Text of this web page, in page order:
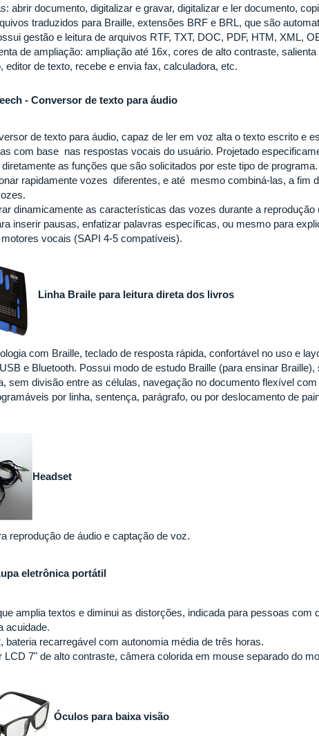
abrir documento, digitalizar e gravar, digitalizar e ler documento,
traduzidos para Braille, extensões BRF e BRL, que são
gestão e leitura de arquivos RTF, TXT, DOC, PDF, HTM, XML,
de ampliação: ampliação até 16x, cores de alto contraste,
editor de texto, recebe e envia fax, calculadora, etc.
- Conversor de texto para áudio
de texto para áudio, capaz de ler em voz alta o texto escrito e
com base nas respostas vocais do usuário. Projetado
as funções que são solicitados por este tipo de programa.
rapidamente vozes diferentes, e até mesmo combiná-las, a fim
dinamicamente as características das vozes durante a reprodução
inserir pausas, enfatizar palavras específicas, ou mesmo para
vocais (SAPI 4-5 compatíveis).
Linha Braile para leitura direta dos livros
com Braille, teclado de resposta rápida, confortável no uso e
e Bluetooth. Possui modo de estudo Braille (para ensinar Braille),
sem divisão entre as células, navegação no documento flexível
por linha, sentença, parágrafo, ou por deslocamento de
Headset
reprodução de áudio e captação de voz.
eletrônica portátil
amplia textos e diminui as distorções, indicada para pessoas com
acuidade.
bateria recarregável com autonomia média de três horas.
LCD 7" de alto contraste, câmera colorida em mouse separado do
Óculos para baixa visão